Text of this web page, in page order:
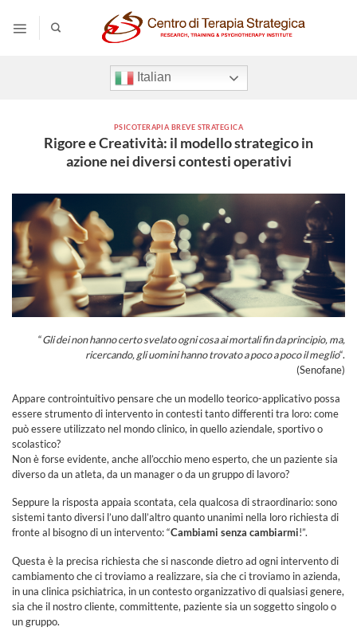
contenuti
Italian
PSICOTERAPIA BREVE STRATEGICA
Rigore e Creatività: il modello strategico in
azione nei diversi contesti operativi
“Gli dei non hanno certo svelato ogni cosa ai mortali fin da principio, ma,
ricercando, gli uomini hanno trovato a poco a poco il meglio“.
(Senofane)
Appare controintuitivo pensare che un modello teorico-applicativo possa
essere strumento di intervento in contesti tanto differenti tra loro: come
può essere utilizzato nel mondo clinico, in quello aziendale, sportivo o
scolastico?
Non è forse evidente, anche all’occhio meno esperto, che un paziente sia
diverso da un atleta, da un manager o da un gruppo di lavoro?
Seppure la risposta appaia scontata, cela qualcosa di straordinario: sono
sistemi tanto diversi l’uno dall’altro quanto unanimi nella loro richiesta di
fronte al bisogno di un intervento: “Cambiami senza cambiarmi!”.
Questa è la precisa richiesta che si nasconde dietro ad ogni intervento di
cambiamento che ci troviamo a realizzare, sia che ci troviamo in azienda,
in una clinica psichiatrica, in un contesto organizzativo di qualsiasi genere,
sia che il nostro cliente, committente, paziente sia un soggetto singolo o
un gruppo.